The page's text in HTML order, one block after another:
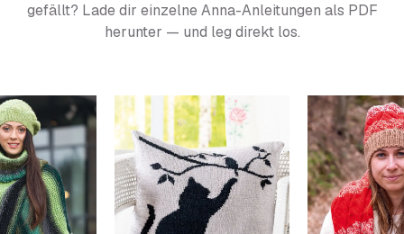
gefällt? Lade dir einzelne Anna-Anleitungen als PDF
herunter — und leg direkt los.